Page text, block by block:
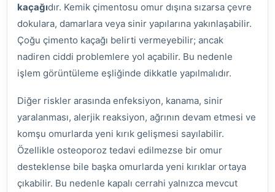
kaçağıdır. Kemik çimentosu omur dışına sızarsa çevre
dokulara, damarlara veya sinir yapılarına yakınlaşabilir.
Çoğu çimento kaçağı belirti vermeyebilir; ancak
nadiren ciddi problemlere yol açabilir. Bu nedenle
işlem görüntüleme eşliğinde dikkatle yapılmalıdır.
Diğer riskler arasında enfeksiyon, kanama, sinir
yaralanması, alerjik reaksiyon, ağrının devam etmesi ve
komşu omurlarda yeni kırık gelişmesi sayılabilir.
Özellikle osteoporoz tedavi edilmezse bir omur
desteklense bile başka omurlarda yeni kırıklar ortaya
çıkabilir. Bu nedenle kapalı cerrahi yalnızca mevcut